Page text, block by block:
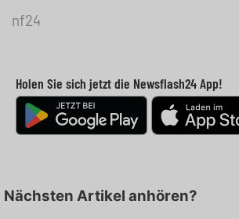
nf24
Holen Sie sich jetzt die Newsflash24 App!
Nächsten Artikel anhören?